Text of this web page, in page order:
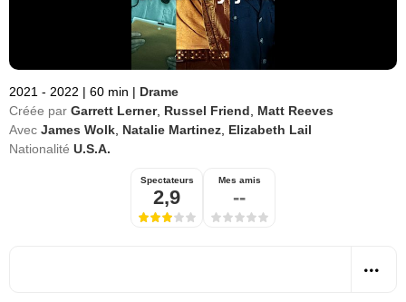
2021 - 2022 | 60 min | Drame
Créée par Garrett Lerner, Russel Friend
Matt Reeves
Avec James Wolk Natalie Martinez Elizabeth Lail
Nationalité U.S.A.
Spectateurs
2,9
Mes amis
--